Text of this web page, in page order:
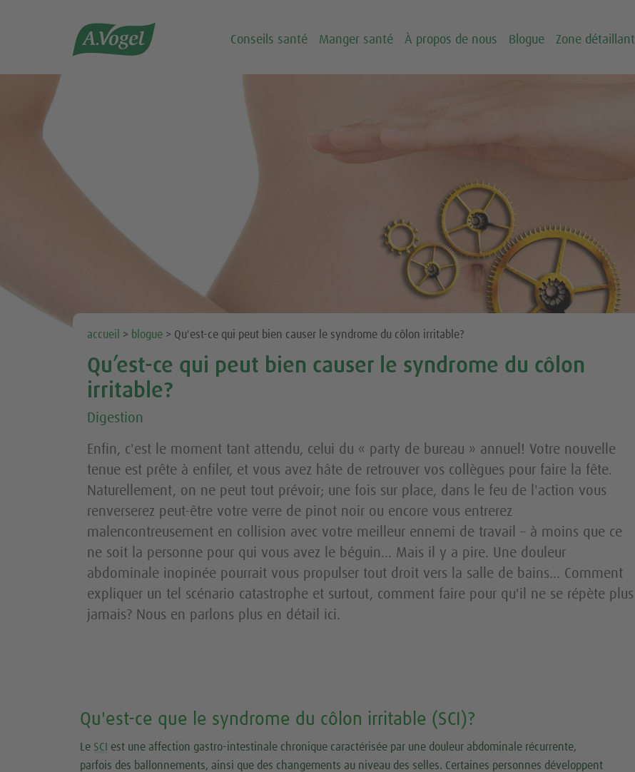
 Conseils santé Manger santé À propos de nous Blogue Zone détaillant
accueil > blogue > Qu'est-ce qui peut bien causer le syndrome du côlon irritable?
Qu’est-ce qui peut bien causer le syndrome du côlon
irritable?
Digestion
Enfin, c'est le moment tant attendu, celui du « party de bureau » annuel! Votre nouvelle
tenue est prête à enfiler, et vous avez hâte de retrouver vos collègues pour faire la fête.
Naturellement, on ne peut tout prévoir; une fois sur place, dans le feu de l'action vous
renverserez peut-être votre verre de pinot noir ou encore vous entrerez
malencontreusement en collision avec votre meilleur ennemi de travail – à moins que ce
ne soit la personne pour qui vous avez le béguin... Mais il y a pire. Une douleur
abdominale inopinée pourrait vous propulser tout droit vers la salle de bains... Comment
expliquer un tel scénario catastrophe et surtout, comment faire pour qu'il ne se répète plus
jamais? Nous en parlons plus en détail ici.
Qu'est-ce que le syndrome du côlon irritable (SCI)?
Le SCI
est une affection gastro-intestinale chronique caractérisée par une douleur abdominale récurrente,
parfois des ballonnements, ainsi que des changements au niveau des selles. Certaines personnes développent